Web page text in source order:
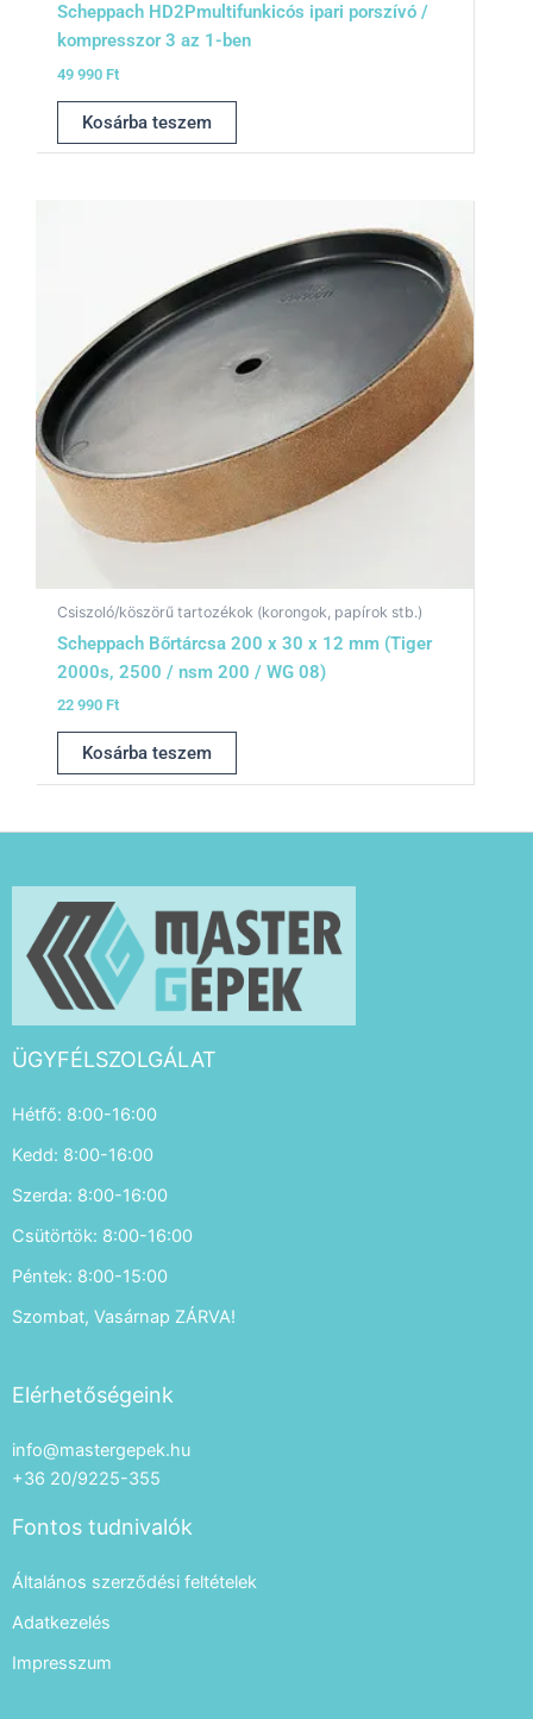
Scheppach HD2Pmultifunkicós ipari porszívó /
kompresszor 3 az 1-ben
49 990 Ft
Kosárba teszem
Csiszoló/köszörű tartozékok (korongok, papírok stb.)
Scheppach Bőrtárcsa 200 x 30 x 12 mm (Tiger
2000s, 2500 / nsm 200 / WG 08)
22 990 Ft
Kosárba teszem
ÜGYFÉLSZOLGÁLAT
Hétfő: 8:00-16:00
Kedd: 8:00-16:00
Szerda: 8:00-16:00
Csütörtök: 8:00-16:00
Péntek: 8:00-15:00
Szombat, Vasárnap ZÁRVA!
Elérhetőségeink
info@mastergepek.hu
+36 20/9225-355
Fontos tudnivalók
Általános szerződési feltételek
Adatkezelés
Impresszum